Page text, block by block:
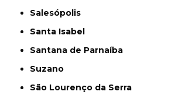
Salesópolis
Santa Isabel
Santana de Parnaíba
Suzano
São Lourenço da Serra